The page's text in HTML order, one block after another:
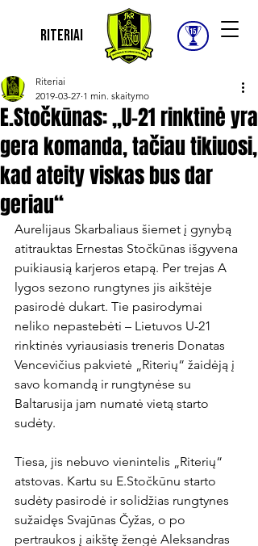
Riteriai
E.Stočkūnas: „U-21 rinktinė yra
gera komanda, tačiau tikiuosi,
kad ateity viskas bus dar
geriau“
Riteriai
2019-03-27 1 min. skaitymo
Aurelijaus Skarbaliaus šiemet į gynybą
atitrauktas Ernestas Stočkūnas išgyvena
puikiausią karjeros etapą. Per trejas A
lygos sezono rungtynes jis aikštėje
pasirodė dukart. Tie pasirodymai
neliko nepastebėti – Lietuvos U-21
rinktinės vyriausiasis treneris Donatas
Vencevičius pakvietė „Riterių“ žaidėją į
savo komandą ir rungtynėse su
Baltarusija jam numatė vietą starto
sudėty.
Tiesa, jis nebuvo vienintelis „Riterių“
atstovas. Kartu su E.Stočkūnu starto
sudėty pasirodė ir solidžias rungtynes
sužaidęs Svajūnas Čyžas, o po
pertraukos į aikštę žengė Aleksandras